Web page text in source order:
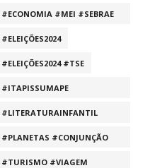
#ECONOMIA #MEI #SEBRAE
#TSE
#ITAPISSUMAPE
#LITERATURAINFANTIL
#PLANETAS #CONJUNÇÃO
#TURISMO #VIAGEM